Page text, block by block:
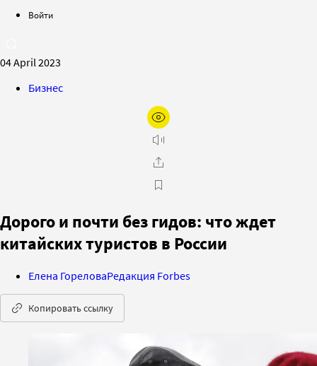
Войти
04 April 2023
Бизнес
Дорого и почти без гидов: что ждет
китайских туристов в России
Елена ГореловаРедакция Forbes
Копировать ссылку